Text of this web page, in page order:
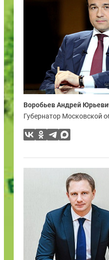
Воробьев Андрей
Губернатор Московской